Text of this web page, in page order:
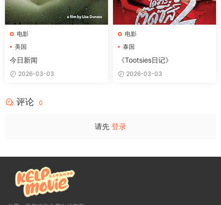
电影
美国
今日新闻
2026-03-03
电影
泰国
《Tootsies日记》
2026-03-03
评论 0
请先 登录